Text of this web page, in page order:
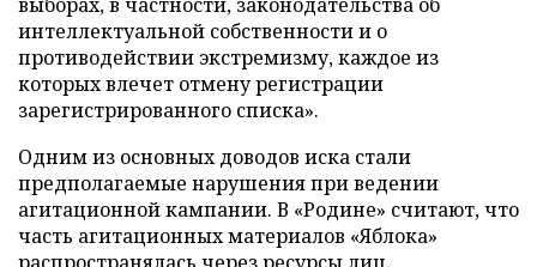
интеллектуальной собственности и о
противодействии экстремизму, каждое из
которых влечет отмену регистрации
зарегистрированного списка».
Одним из основных доводов иска стали
предполагаемые нарушения при ведении
агитационной кампании. В «Родине» считают, что
часть агитационных материалов «Яблока»